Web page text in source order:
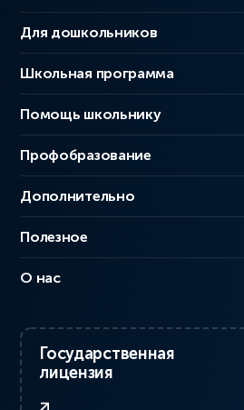
Для дошкольников
Школьная программа
Помощь школьнику
Профобразование
Дополнительно
Полезное
О нас
Государственная
лицензия